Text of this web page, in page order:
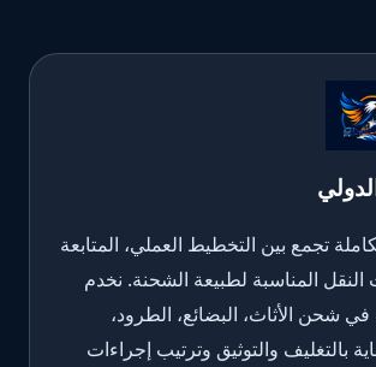
تجمع بين التخطيط العملي، المتابعة
النقل المناسبة لطبيعة الشحنة. نخدم
في شحن الأثاث، البضائع، الطرود،
بالتغليف والتوثيق وترتيب إجراءات